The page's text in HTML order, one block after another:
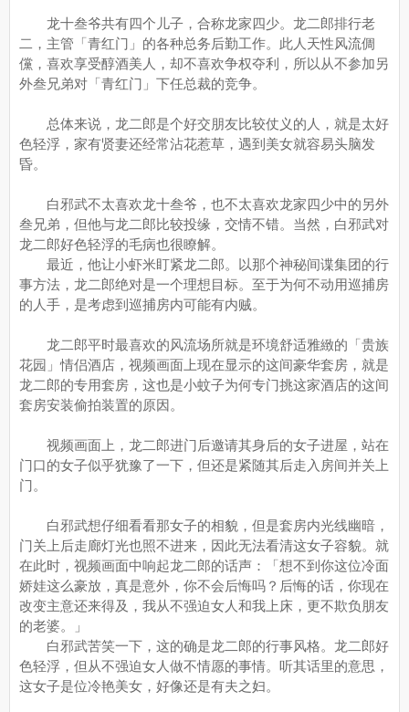
龙十叁爷共有四个儿子，合称龙家四少。龙二郎排行老
二，主管「青红门」的各种总务后勤工作。此人天性风流倜
儻，喜欢享受醇酒美人，却不喜欢争权夺利，所以从不参加另
外叁兄弟对「青红门」下任总裁的竞争。
总体来说，龙二郎是个好交朋友比较仗义的人，就是太好
色轻浮，家有贤妻还经常沾花惹草，遇到美女就容易头脑发
昏。
白邪武不太喜欢龙十叁爷，也不太喜欢龙家四少中的另外
叁兄弟，但他与龙二郎比较投缘，交情不错。当然，白邪武对
龙二郎好色轻浮的毛病也很瞭解。
最近，他让小虾米盯紧龙二郎。以那个神秘间谍集团的行
事方法，龙二郎绝对是一个理想目标。至于为何不动用巡捕房
的人手，是考虑到巡捕房内可能有内贼。
龙二郎平时最喜欢的风流场所就是环境舒适雅緻的「贵族
花园」情侣酒店，视频画面上现在显示的这间豪华套房，就是
龙二郎的专用套房，这也是小蚊子为何专门挑这家酒店的这间
套房安装偷拍装置的原因。
视频画面上，龙二郎进门后邀请其身后的女子进屋，站在
门口的女子似乎犹豫了一下，但还是紧随其后走入房间并关上
门。
白邪武想仔细看看那女子的相貌，但是套房内光线幽暗，
门关上后走廊灯光也照不进来，因此无法看清这女子容貌。就
在此时，视频画面中响起龙二郎的话声：「想不到你这位冷面
娇娃这么豪放，真是意外，你不会后悔吗？后悔的话，你现在
改变主意还来得及，我从不强迫女人和我上床，更不欺负朋友
的老婆。」
白邪武苦笑一下，这的确是龙二郎的行事风格。龙二郎好
色轻浮，但从不强迫女人做不情愿的事情。听其话里的意思，
这女子是位冷艳美女，好像还是有夫之妇。